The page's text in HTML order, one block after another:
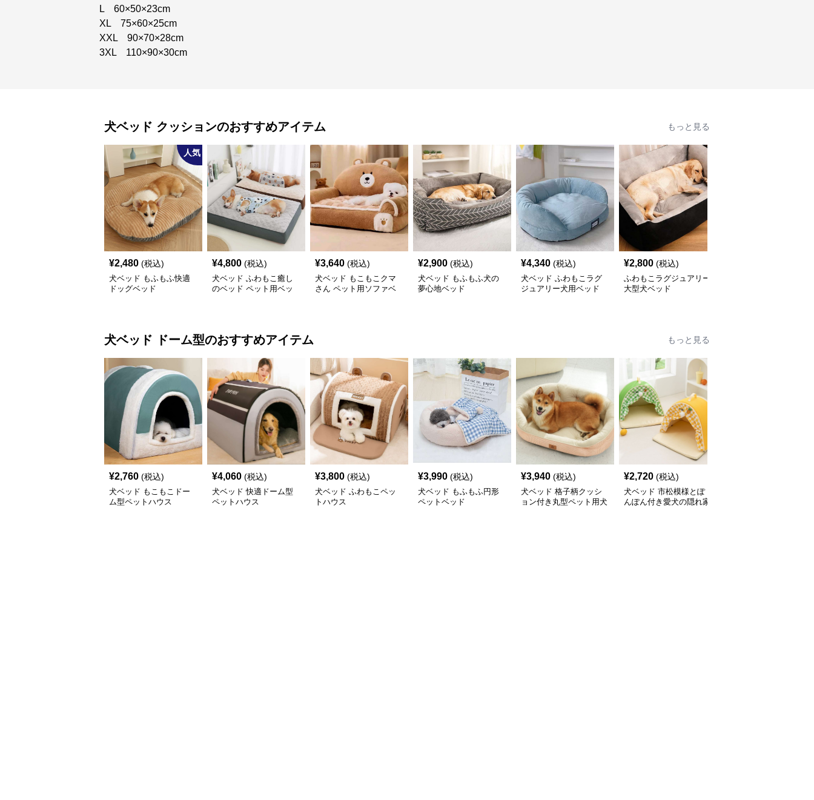
L 60×50×23cm
XL 75×60×25cm
XXL 90×70×28cm
3XL 110×90×30cm
犬ベッド クッションのおすすめアイテム もっと見る
人気
¥2,480 (税込)
犬ベッド もふもふ快適
ドッグベッド
¥4,800 (税込)
犬ベッド ふわもこ癒し
のベッド ペット用ベッ
¥3,640 (税込)
犬ベッド もこもこクマ
さん ペット用ソファベ
¥2,900 (税込)
犬ベッド もふもふ犬の
夢心地ベッド
¥4,340 (税込)
犬ベッド ふわもこラグ
ジュアリー犬用ベッド
¥2,800 (税込)
ふわもこラグジュアリー
大型犬ベッド
犬ベッド ドーム型のおすすめアイテム もっと見る
¥2,760 (税込)
犬ベッド もこもこドー
ム型ペットハウス
¥4,060 (税込)
犬ベッド 快適ドーム型
ペットハウス
¥3,800 (税込)
犬ベッド ふわもこペッ
トハウス
¥3,990 (税込)
犬ベッド もふもふ円形
ペットベッド
¥3,940 (税込)
犬ベッド 格子柄クッシ
ョン付き丸型ペット用犬
¥2,720 (税込)
犬ベッド 市松模様とぽ
んぽん付き愛犬の隠れ家